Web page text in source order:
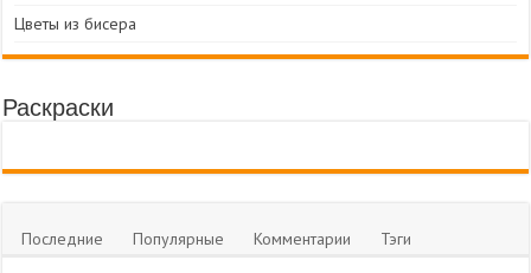
Цветы из бисера
Раскраски
Последние Популярные Комментарии Тэги